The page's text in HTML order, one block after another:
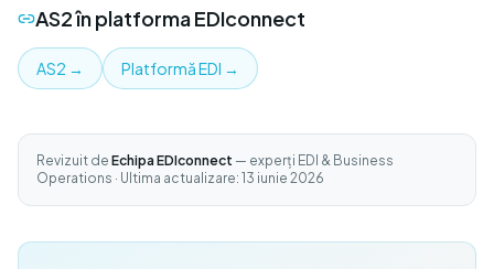
AS2în platforma EDIconnect
AS2 → Platformă EDI →
Revizuit de Echipa EDIconnect — experți EDI & Business
Operations · Ultima actualizare: 13 iunie 2026